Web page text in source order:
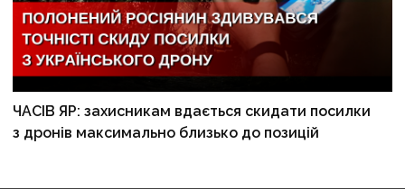
ЧАСІВ ЯР: захисникам вдається скидати посилки
з дронів максимально близько до позицій